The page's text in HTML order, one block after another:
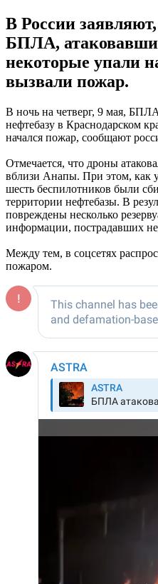
В России
БПЛА,
некоторые упали
вызвали пожар.
В ночь на четверг, 9 мая,
нефтебазу в Краснодарском
начался пожар, сообщают
Отмечается, что дроны
вблизи Анапы. При этом, как
шесть беспилотников были
территории нефтебазы. В
повреждены несколько
информации, пострадавших
Между тем, в соцсетях
пожаром.